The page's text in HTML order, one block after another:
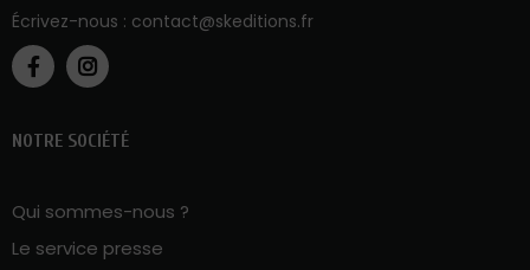
Écrivez-nous : contact@skeditions.fr
NOTRE SOCIÉTÉ
Qui sommes-nous ?
Le service presse